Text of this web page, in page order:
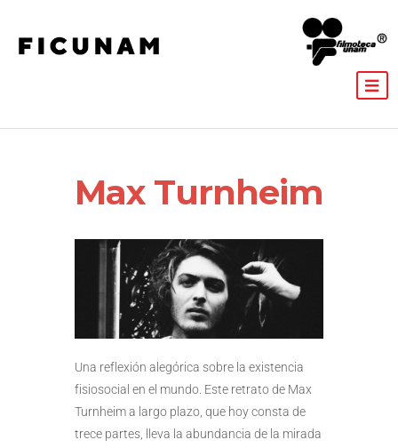
Max Turnheim
Una reflexión alegórica sobre la existencia
fisiosocial en el mundo. Este retrato de Max
Turnheim a largo plazo, que hoy consta de
trece partes, lleva la abundancia de la mirada